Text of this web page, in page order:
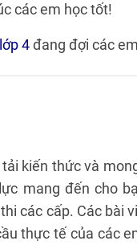
các em học tốt!
4đang đợi các
kiến thức và
mang đến cho
các cấp. Các bài
thực tế của các